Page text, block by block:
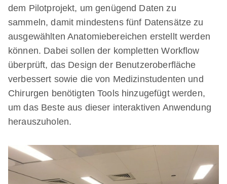
dem Pilotprojekt, um genügend Daten zu
sammeln, damit mindestens fünf Datensätze zu
ausgewählten Anatomiebereichen erstellt werden
können. Dabei sollen der kompletten Workflow
überprüft, das Design der Benutzeroberfläche
verbessert sowie die von Medizinstudenten und
Chirurgen benötigten Tools hinzugefügt werden,
um das Beste aus dieser interaktiven Anwendung
herauszuholen.